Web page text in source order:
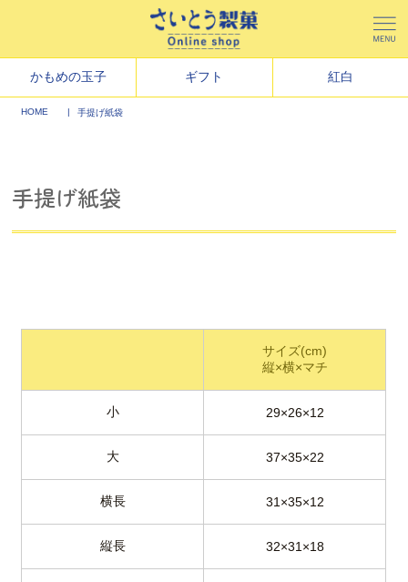
かもめの玉子 ギフト 紅白
HOME 手提げ紙袋
手提げ紙袋
サイズ(cm)
縦×横×マチ
小 29×26×12
大 37×35×22
横長 31×35×12
縦長 32×31×18